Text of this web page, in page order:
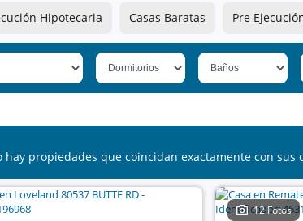
Hipotecaria Casas Baratas Pre
hay propiedades que coincidan exactamente con
12 Fotos